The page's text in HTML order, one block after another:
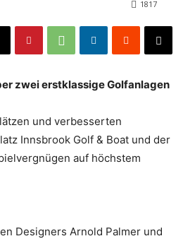
1817
zwei erstklassige Golfanlagen
und verbesserten
Innsbrook Golf & Boat und der
auf höchstem
Designers Arnold Palmer und